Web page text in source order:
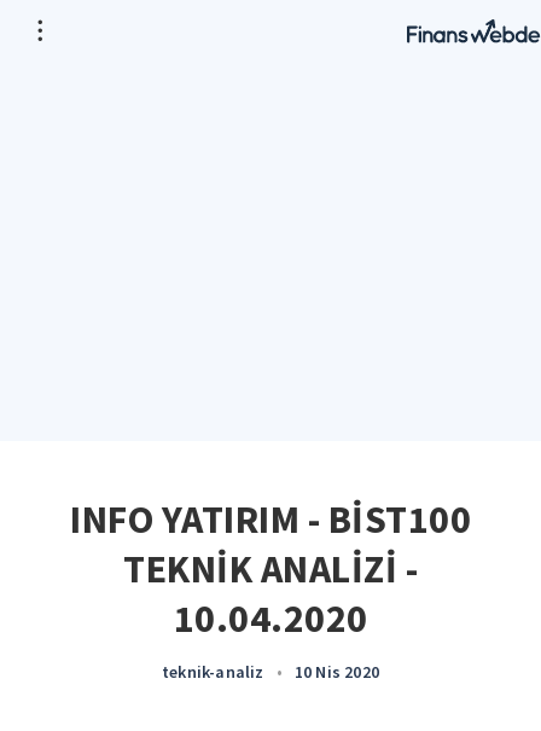
INFO YATIRIM - BİST100
TEKNİK ANALİZİ -
10.04.2020
teknik-analiz • 10 Nis 2020